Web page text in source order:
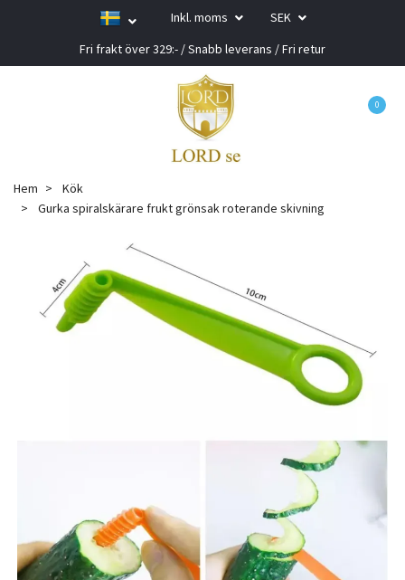
Inkl. moms
SEK
Fri frakt över 329:- / Snabb leverans / Fri retur
0
Hem
Kök
Gurka spiralskärare frukt grönsak roterande skivning